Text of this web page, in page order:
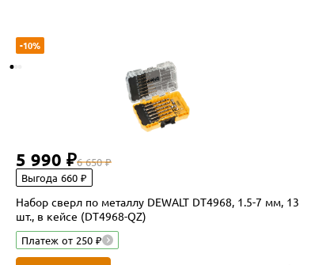
-10%
5 990 ₽6 650 ₽
Выгода 660 ₽
Набор сверл по металлу DEWALT DT4968, 1.5-7 мм, 13
шт., в кейсе (DT4968-QZ)
Платеж от 250 ₽